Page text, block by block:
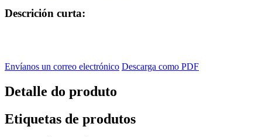
Descrición curta:
Envíanos un correo electrónico Descarga como PDF
Detalle do produto
Etiquetas de produtos